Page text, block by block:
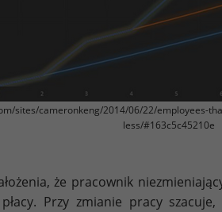
sites/cameronkeng/2014/06/22/employees-
less/#163c5c45210e
że pracownik
Przy zmianie pracy